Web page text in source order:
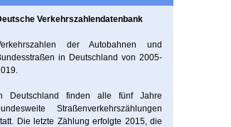
Verkehrszahlendatenbank
der Autobahnen und
in Deutschland von 2005-
Deutschland finden alle fünf Jahre
Straßenverkehrszählungen
Die letzte Zählung erfolgte 2015, die